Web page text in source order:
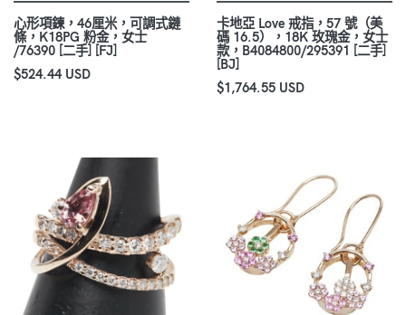
心形項鍊，46厘米，可調式鏈
條，K18PG 粉金，女士
/76390 [二手] [FJ]
$524.44 USD
卡地亞 Love 戒指，57 號（美
碼 16.5），18K 玫瑰金，女士
款，B4084800/295391 [二手]
[BJ]
$1,764.55 USD